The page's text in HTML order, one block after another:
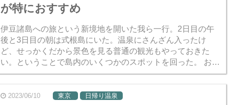
が特におすすめ
伊豆諸島への旅という新境地を開いた我ら一行。2日目の午
後と3日目の朝は式根島にいた。温泉にさんざん入ったけ
ど、せっかくだから景色を見る普通の観光もやっておきた
い。ということで島内のいくつかのスポットを回った。 おじ
さん軍団の年相応に体力は衰えている。小さい島とはいえ徒
歩や自転車で...
2023/06/10 東京 日帰り温泉